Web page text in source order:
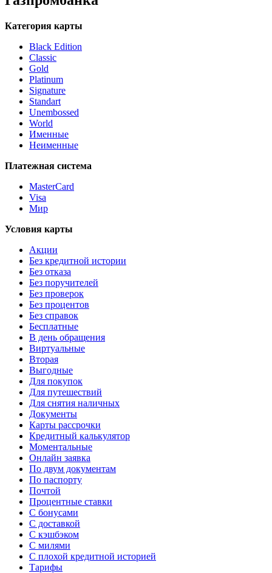
Категория карты
Black Edition
Classic
Gold
Platinum
Signature
Standart
Unembossed
World
Именные
Неименные
Платежная система
MasterCard
Visa
Мир
Условия карты
Акции
Без кредитной истории
Без отказа
Без поручителей
Без проверок
Без процентов
Без справок
Бесплатные
В день обращения
Виртуальные
Вторая
Выгодные
Для покупок
Для путешествий
Для снятия наличных
Документы
Карты рассрочки
Кредитный калькулятор
Моментальные
Онлайн заявка
По двум документам
По паспорту
Почтой
Процентные ставки
С бонусами
С доставкой
С кэшбэком
С милями
С плохой кредитной историей
Тарифы